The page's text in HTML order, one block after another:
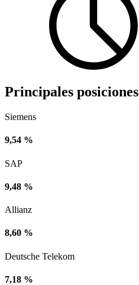
Principales posiciones
Siemens
9,54 %
SAP
9,48 %
Allianz
8,60 %
Deutsche Telekom
7,18 %